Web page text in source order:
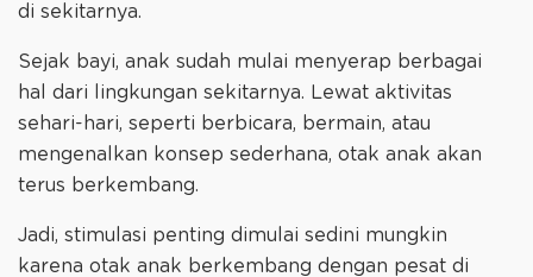
di sekitarnya.
Sejak bayi, anak sudah mulai menyerap berbagai
hal dari lingkungan sekitarnya. Lewat aktivitas
sehari-hari, seperti berbicara, bermain, atau
mengenalkan konsep sederhana, otak anak akan
terus berkembang.
Jadi, stimulasi penting dimulai sedini mungkin
karena otak anak berkembang dengan pesat di